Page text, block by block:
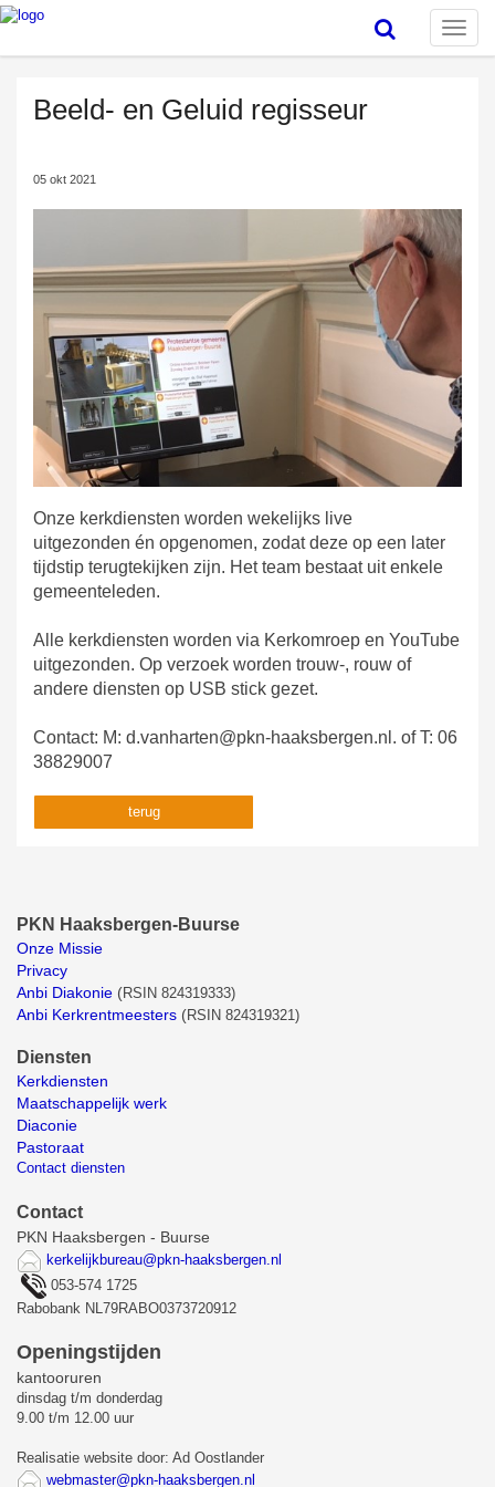
Toggle
Beeld- en Geluid regisseur
05 okt 2021
Onze kerkdiensten worden wekelijks live
uitgezonden én opgenomen, zodat deze op een later
tijdstip terugtekijken zijn. Het team bestaat uit enkele
gemeenteleden.
Alle kerkdiensten worden via Kerkomroep en YouTube
uitgezonden. Op verzoek worden trouw-, rouw of
andere diensten op USB stick gezet.
Contact: M: d.vanharten@pkn-haaksbergen.nl. of T: 06
38829007
terug
PKN Haaksbergen-Buurse
Onze Missie
Privacy
Anbi Diakonie (RSIN 824319333)
Anbi Kerkrentmeesters (RSIN 824319321)
Diensten
Kerkdiensten
Maatschappelijk werk
Diaconie
Pastoraat
Contact diensten
Contact
PKN Haaksbergen - Buurse
kerkelijkbureau@pkn-haaksbergen.nl
053-574 1725
Rabobank NL79RABO0373720912
Openingstijden
kantooruren
dinsdag t/m donderdag
9.00 t/m 12.00 uur
Realisatie website door: Ad Oostlander
webmaster@pkn-haaksbergen.nl